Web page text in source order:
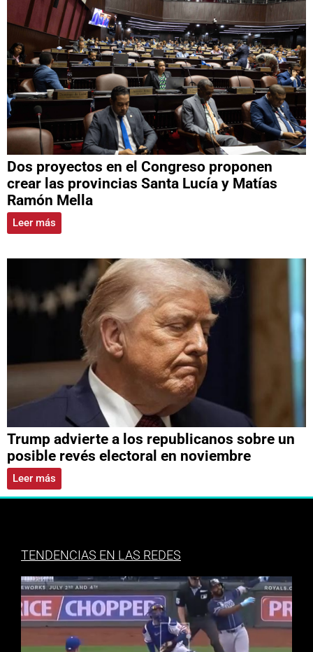
Dos proyectos en el Congreso proponen
crear las provincias Santa Lucía y Matías
Ramón Mella
Leer más
Trump advierte a los republicanos sobre un
posible revés electoral en noviembre
Leer más
TENDENCIAS EN LAS REDES